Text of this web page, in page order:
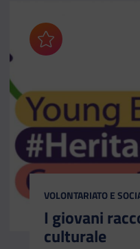
Aggiungi ai preferiti
CATEGORIA:
VOLONTARIATO E
I giovani
culturale